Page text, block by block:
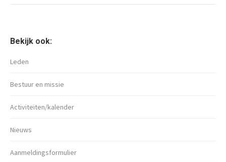
Bekijk ook:
Leden
Bestuur en missie
Activiteiten/kalender
Nieuws
Aanmeldingsformulier